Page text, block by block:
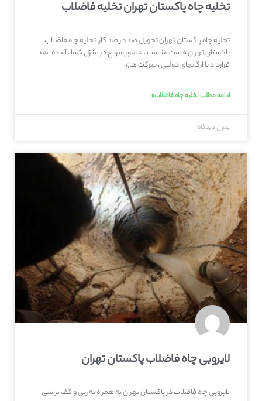
تخلیه چاه پاکستان تهران تخلیه فاضلاب
تخلیه چاه پاکستان تهران تحویل صد در صد کار، تخلیه چاه فاضلاب
پاکستان تهران قیمت مناسب ، حضور سریع در منزل شما ، آماده عقد
قرارداد با ارگانهای دولتی ، شرکت های
ادامه مطلب تخلیه چاه فاضلاب»
بدون دیدگاه
لایروبی چاه فاضلاب پاکستان تهران
لایروبی چاه فاضلاب در پاکستان تهران به همراه ته زنی و کف تراشی